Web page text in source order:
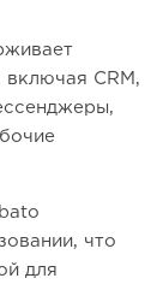
CRM,
что
для